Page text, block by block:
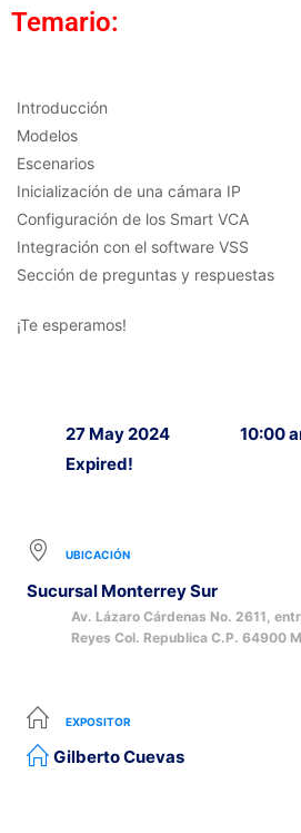
Temario:
Introducción
Modelos
Escenarios
Inicialización de una cámara IP
Configuración de los Smart VCA
Integración con el software VSS
Sección de preguntas y respuestas
¡Te esperamos!
27 May 2024
Expired!
10:00
UBICACIÓN
Sucursal Monterrey Sur
Av. Lázaro Cárdenas No. 2611,
Reyes Col. Republica C.P. 64900
EXPOSITOR
Gilberto Cuevas